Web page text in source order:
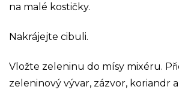
na malé kostičky.
Nakrájejte cibuli.
Vložte zeleninu do mísy mixéru.
zeleninový vývar, zázvor, koriandr